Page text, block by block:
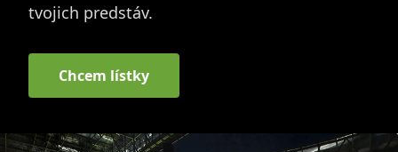
tvojich predstáv.
Chcem lístky